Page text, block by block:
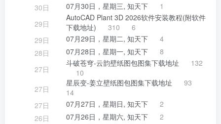
30日
07月30日，星期三, 知天下
1
29日
AutoCAD Plant 3D 2026软件安装教程(附软件
下载地址)
310
6
29日
07月29日，星期二, 知天下
4
28日
07月28日，星期一, 知天下
8
27日
斗破苍穹-云韵壁纸图包图集下载地址
132
10
27日
星辰变-姜立壁纸图包图集下载地址
93
14
27日
07月27日，星期日, 知天下
2
26日
07月26日，星期六, 知天下
2